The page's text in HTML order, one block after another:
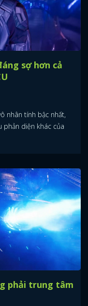
sợ hơn cả
nhân tính bậc nhất,
phản diện khác của
phải trung tâm